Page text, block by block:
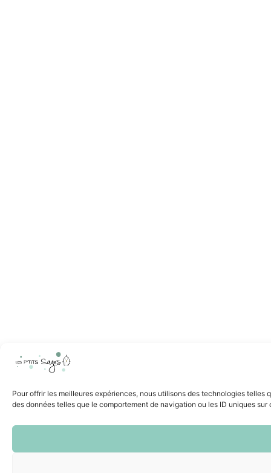
Pour offrir les meilleures expériences, nous utilisons des technologies
des données telles que le comportement de navigation ou les ID uniques